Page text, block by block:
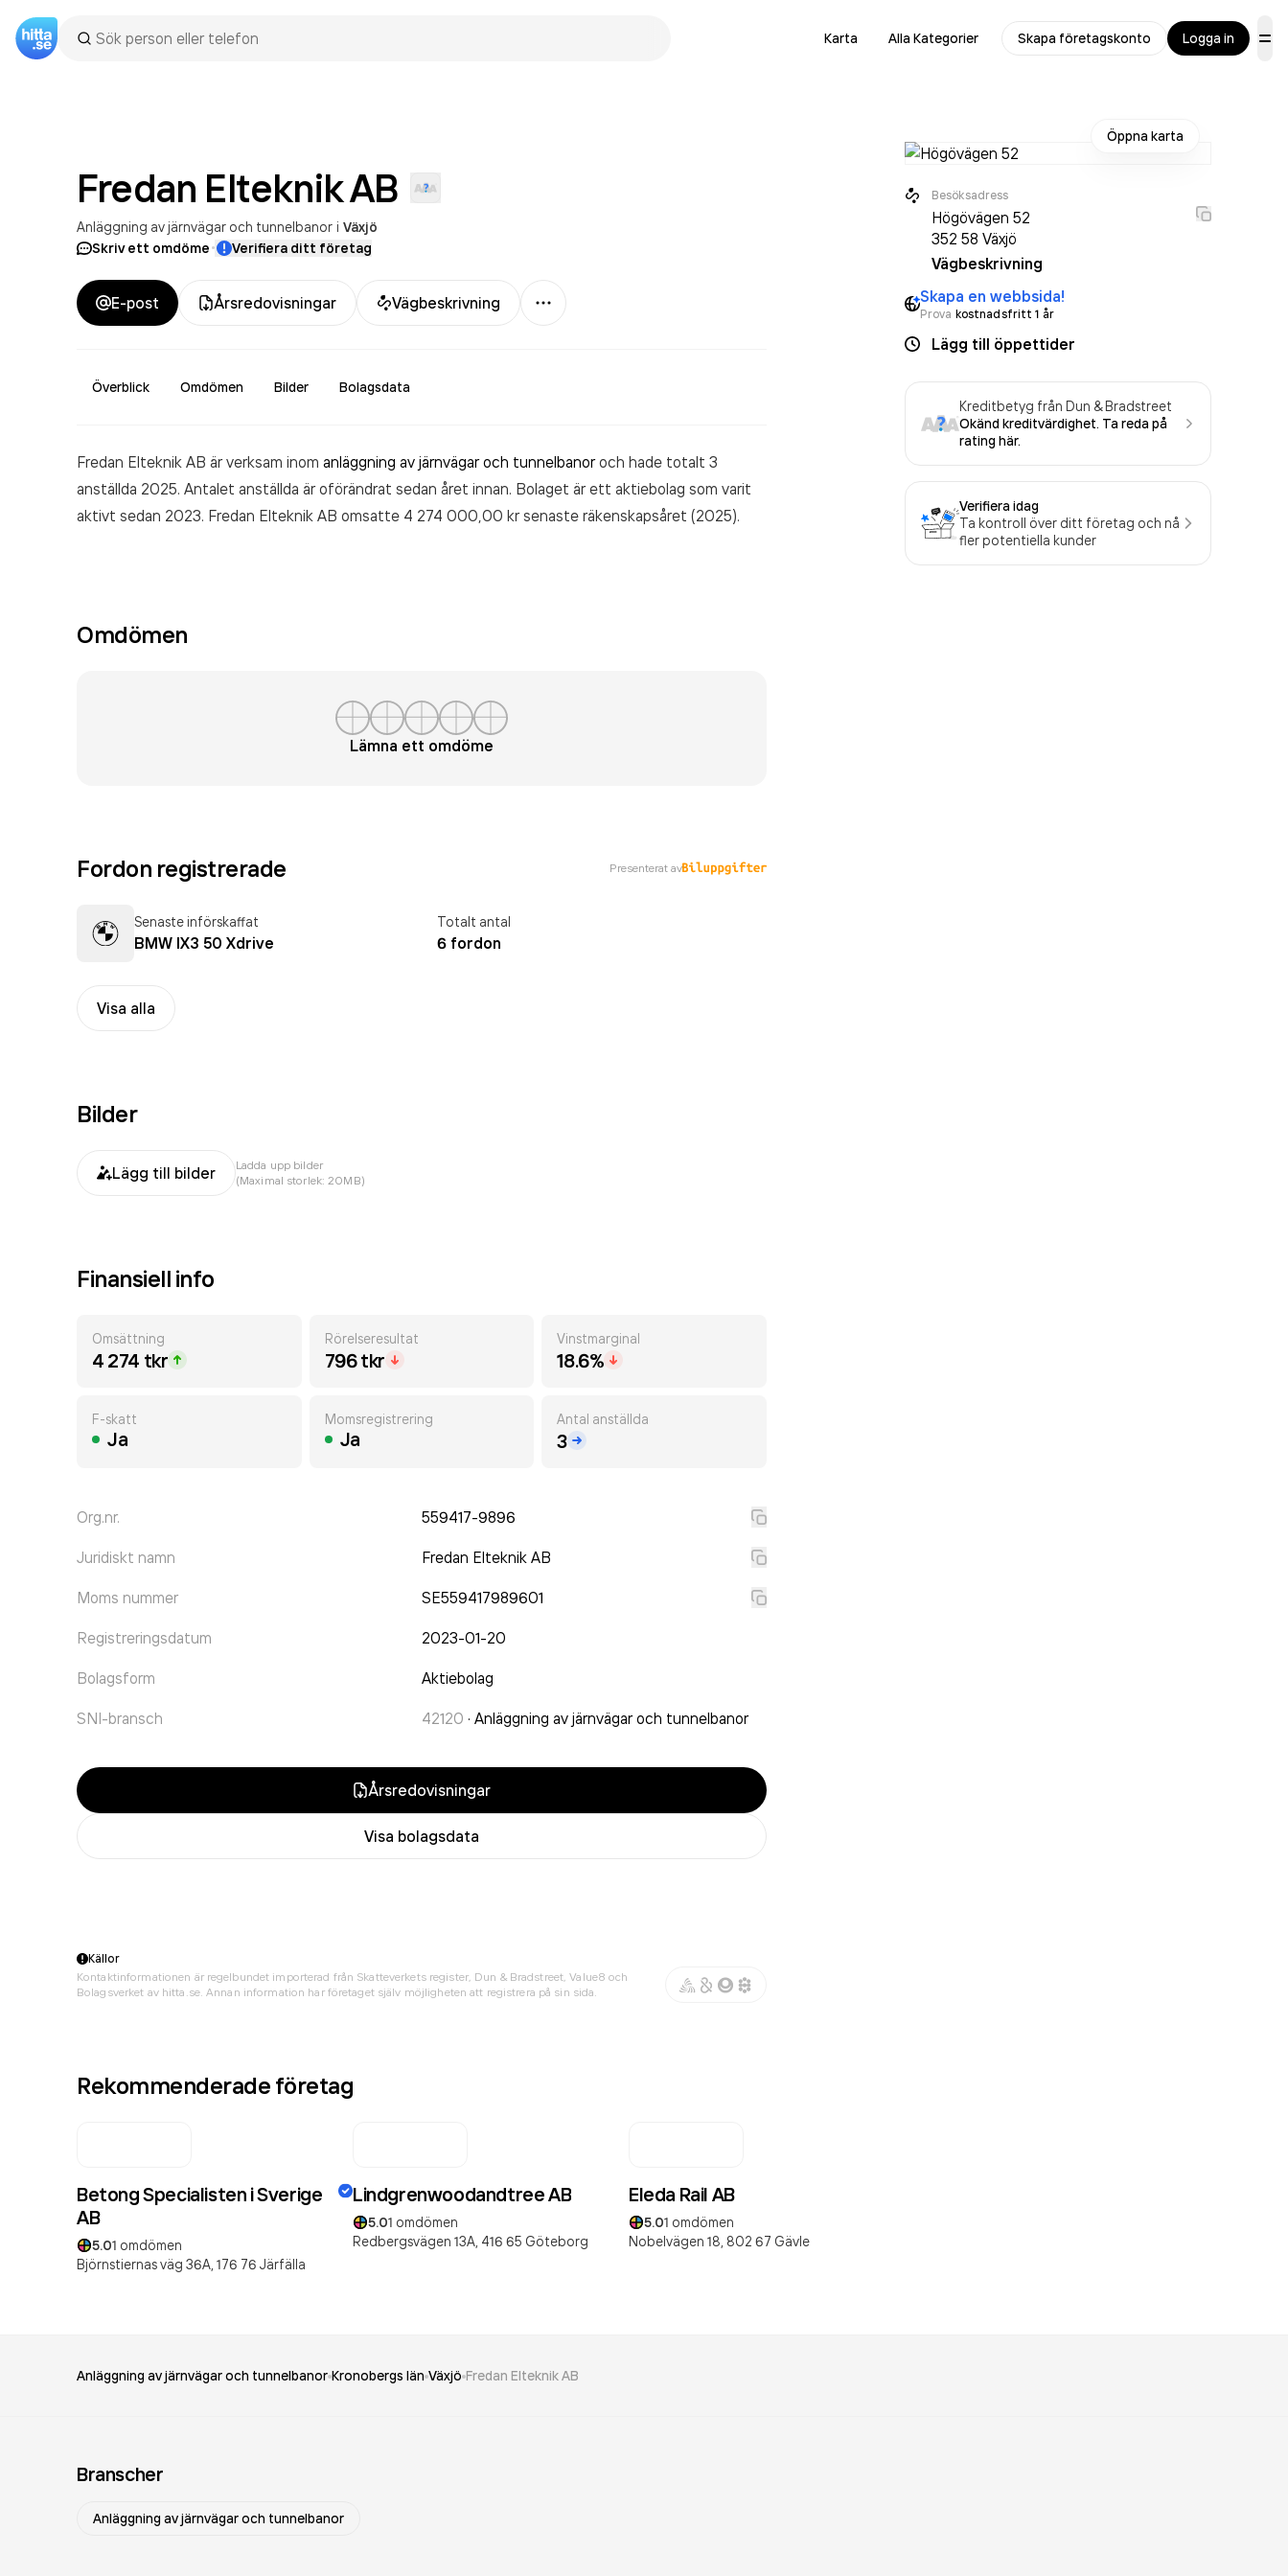
Karta Alla Kategorier Skapa företagskonto Logga in
Fredan ElteknikAB
Anläggning av järnvägar och tunnelbanor i Växjö
Skriv ett omdöme· Verifiera ditt företag
E-post Årsredovisningar Vägbeskrivning
Mer
Överblick Omdömen Bilder Bolagsdata
Fredan Elteknik AB är verksam inom anläggning av järnvägar och tunnelbanoroch hade totalt 3
anställda 2025. Antalet anställda är oförändrat sedan året innan. Bolaget är ett aktiebolag som varit
aktivt sedan 2023. Fredan Elteknik AB omsatte 4 274 000,00 krsenaste räkenskapsåret (2025).
Omdömen
Lämna ett omdöme
Fordon registrerade Presenterat av
Senaste införskaffat
BMW IX3 50 Xdrive
Totalt antal
6 fordon
Visa alla
Bilder
Lägg till bilder
Ladda upp bilder
(Maximal storlek: 20MB)
Finansiell info
Omsättning
4 274 tkr
Rörelseresultat
796 tkr
Vinstmarginal
18.6%
F-skatt
Ja
Momsregistrering
Ja
Antal anställda
3
Org.nr. 559417-9896
Juridiskt namn Fredan Elteknik AB
Moms nummer SE559417989601
Registreringsdatum 2023-01-20
Bolagsform Aktiebolag
SNI-bransch 42120 · Anläggning av järnvägar och tunnelbanor
Årsredovisningar
Visa bolagsdata
Öppna karta
Besöksadress
Högövägen 52
352 58 Växjö
Vägbeskrivning
Skapa en webbsida!
Prova kostnadsfritt 1 år
Lägg till öppettider
Kreditbetyg från Dun & Bradstreet
Okänd kreditvärdighet. Ta reda på
rating här.
Verifiera idag
Ta kontroll över ditt företag och nå
fler potentiella kunder
Källor
Kontaktinformationen är regelbundet importerad från Skatteverkets register, Dun & Bradstreet, Value8 och
Bolagsverket av hitta.se. Annan information har företaget själv möjligheten att registrera på sin sida.
Rekommenderade företag
Betong Specialisten i Sverige
AB
5.01 omdömen
Björnstiernas väg 36A, 176 76 Järfälla
Lindgrenwoodandtree AB
5.01 omdömen
Redbergsvägen 13A, 416 65 Göteborg
Eleda Rail AB
5.01 omdömen
Nobelvägen 18, 802 67 Gävle
Anläggning av järnvägar och tunnelbanor Kronobergs län Växjö Fredan Elteknik AB
Branscher
Anläggning av järnvägar och tunnelbanor